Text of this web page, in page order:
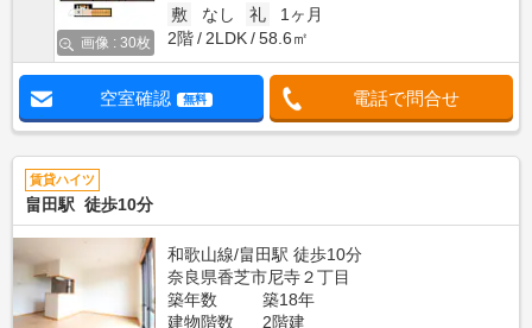
画像 : 30枚
敷 なし 礼
1ヶ月
2階
2LDK 58.6㎡
空室確認 無料 電話で問合せ
賃貸ハイツ
畠田駅 徒歩10分
和歌山線/畠田駅 徒歩10分
奈良県香芝市尼寺２丁目
築年数
築18年
建物階数
2階建